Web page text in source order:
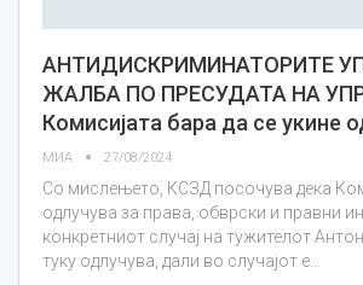
АНТИДИСКРИМИНАТОРИТЕ
ЖАЛБА ПО ПРЕСУДАТА НА
Комисијата бара да се укине
МИА 27/08/2024
Со мислењето, КСЗД посочува дека
одлучува за права, обврски и правни
конкретниот случај на тужителот
туку одлучува, дали во случајот е…